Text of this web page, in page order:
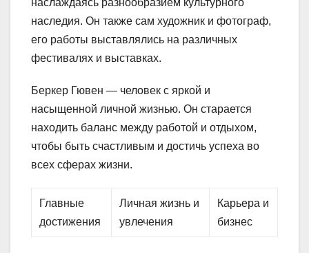
наследия. Он также сам художник и фотограф,
его работы выставлялись на различных
фестивалях и выставках.
Беркер Гювен — человек с яркой и
насыщенной личной жизнью. Он старается
находить баланс между работой и отдыхом,
чтобы быть счастливым и достичь успеха во
всех сферах жизни.
Главные
достижения
Личная жизнь и
увлечения
Карьера и
бизнес